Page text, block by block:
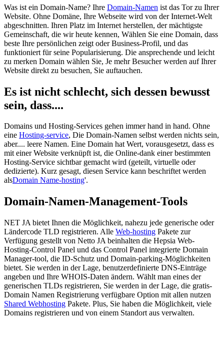
Was ist ein Domain-Name? Ihre Domain-Namen ist das Tor zu Ihrer
Website. Ohne Domäne, Ihre Webseite wird von der Internet-Welt
abgeschnitten. Ihren Platz im Internet herstellen, der mächtigste
Gemeinschaft, die wir heute kennen, Wählen Sie eine Domain, dass
beste Ihre persönlichen zeigt oder Business-Profil, und das
funktioniert für seine Popularisierung. Die ansprechende und leicht
zu merken Domain wählen Sie, Je mehr Besucher werden auf Ihrer
Website direkt zu besuchen, Sie auftauchen.
Es ist nicht schlecht, sich dessen bewusst
sein, dass....
Domains und Hosting-Services gehen immer hand in hand. Ohne
eine Hosting-service, Die Domain-Namen selbst werden nichts sein,
aber.... leere Namen. Eine Domain hat Wert, vorausgesetzt, dass es
mit einer Website verknüpft ist, die Online-dank einer bestimmten
Hosting-Service sichtbar gemacht wird (geteilt, virtuelle oder
dedizierte). Kurz gesagt, diesen Service kann beschriftet werden
alsDomain Name-hosting'.
Domain-Namen-Management-Tools
NET JA bietet Ihnen die Möglichkeit, nahezu jede generische oder
Ländercode TLD registrieren. Alle Web-hosting Pakete zur
Verfügung gestellt von Netto JA beinhalten die Hepsia Web-
Hosting-Control Panel und das Control Panel integrierte Domain
Manager-tool, die ID-Schutz und Domain-parking-Möglichkeiten
bietet. Sie werden in der Lage, benutzerdefinierte DNS-Einträge
angeben und Ihre WHOIS-Daten ändern. Wählt man eines der
generischen TLDs registrieren, Sie werden in der Lage, die gratis-
Domain Namen Registrierung verfügbare Option mit allen nutzen
Shared Webhosting Pakete. Plus, Sie haben die Möglichkeit, viele
Domains registrieren und von einem Standort aus verwalten.